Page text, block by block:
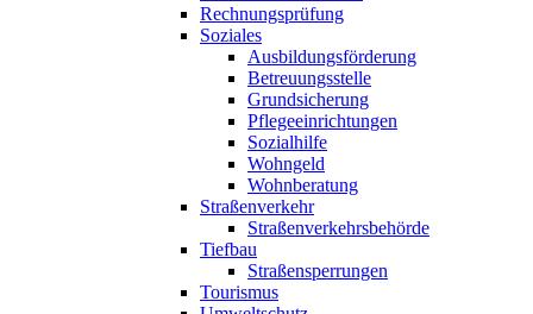
Rechnungsprüfung
Soziales
Ausbildungsförderung
Betreuungsstelle
Grundsicherung
Pflegeeinrichtungen
Sozialhilfe
Wohngeld
Wohnberatung
Straßenverkehr
Straßenverkehrsbehörde
Tiefbau
Straßensperrungen
Tourismus